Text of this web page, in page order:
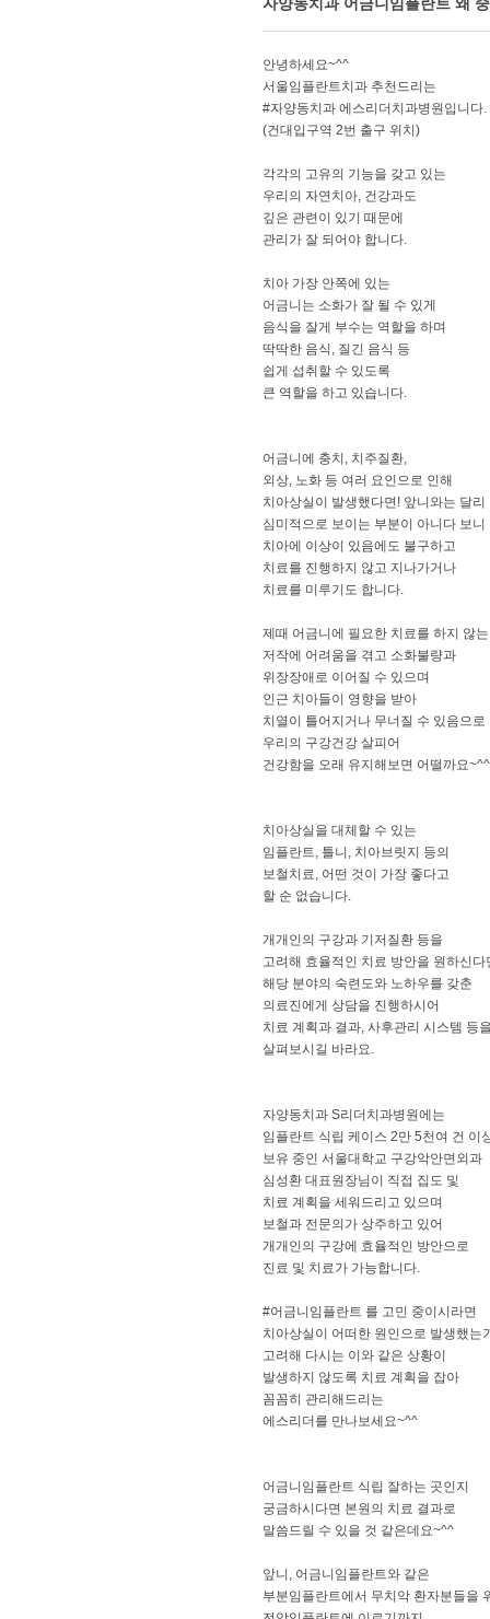
안녕하세요~^^
서울임플란트치과 추천드리는
#자양동치과 에스리더치과병원입니다.
(건대입구역 2번 출구 위치)
각각의 고유의 기능을 갖고 있는
우리의 자연치아, 건강과도
깊은 관련이 있기 때문에
관리가 잘 되어야 합니다.
치아 가장 안쪽에 있는
어금니는 소화가 잘 될 수 있게
음식을 잘게 부수는 역할을 하며
딱딱한 음식, 질긴 음식 등
쉽게 섭취할 수 있도록
큰 역할을 하고 있습니다.
어금니에 충치, 치주질환,
외상, 노화 등 여러 요인으로 인해
치아상실이 발생했다면! 앞니와는 달리
심미적으로 보이는 부분이 아니다 보니
치아에 이상이 있음에도 불구하고
치료를 진행하지 않고 지나가거나
치료를 미루기도 합니다.
제때 어금니에 필요한 치료를 하지 않
저작에 어려움을 겪고 소화불량과
위장장애로 이어질 수 있으며
인근 치아들이 영향을 받아
치열이 틀어지거나 무너질 수 있음으로
우리의 구강건강 살피어
건강함을 오래 유지해보면 어떨까요~^^
치아상실을 대체할 수 있는
임플란트, 틀니, 치아브릿지 등의
보철치료, 어떤 것이 가장 좋다고
할 순 없습니다.
개개인의 구강과 기저질환 등을
고려해 효율적인 치료 방안을 원하신다
해당 분야의 숙련도와 노하우를 갖춘
의료진에게 상담을 진행하시어
치료 계획과 결과, 사후관리 시스템 등
살펴보시길 바라요.
자양동치과 S리더치과병원에는
임플란트 식립 케이스 2만 5천여 건 이
보유 중인 서울대학교 구강악안면외과
심성환 대표원장님이 직접 집도 및
치료 계획을 세워드리고 있으며
보철과 전문의가 상주하고 있어
개개인의 구강에 효율적인 방안으로
진료 및 치료가 가능합니다.
#어금니임플란트 를 고민 중이시라면
치아상실이 어떠한 원인으로 발생했는
고려해 다시는 이와 같은 상황이
발생하지 않도록 치료 계획을 잡아
꼼꼼히 관리해드리는
에스리더를 만나보세요~^^
어금니임플란트 식립 잘하는 곳인지
궁금하시다면 본원의 치료 결과로
말씀드릴 수 있을 것 같은데요~^^
앞니, 어금니임플란트와 같은
부분임플란트에서 무치악 환자분들을